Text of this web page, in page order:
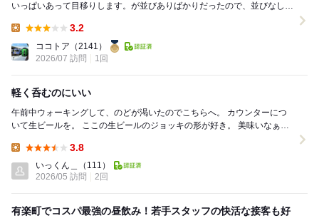
いっぱいあって目移りします。￼が並びありばかりだったので、並びなしの
3.2
ココトア （2141）
2026/07 訪問
1回
軽く呑むのにいい
午前中ウォーキングして、のどが渇いたのでこちらへ。 カウンターにつ
いて生ビールを。 ここの生ビールのジョッキの形が好き。 美味いなぁ。
3.8
いっくん＿
（111）
2026/05 訪問
2回
有楽町でコスパ最強の昼飲み！若手スタッフの快活な接客も好